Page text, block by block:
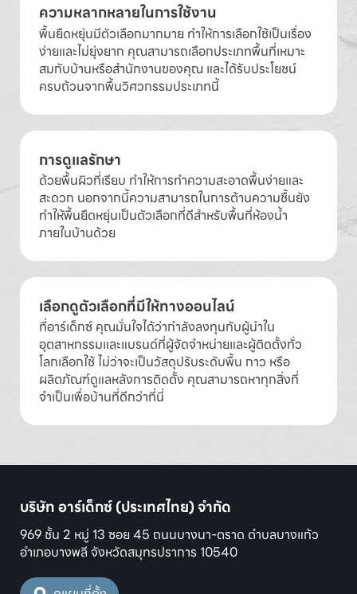
ความหลากหลายในการใช้งาน
พื้นยืดหยุ่นมีตัวเลือกมากมาย ทำให้การเลือกใช้เป็นเรื่อง
ง่ายและไม่ยุ่งยาก คุณสามารถเลือกประเภทพื้นที่เหมาะ
สมกับบ้านหรือสำนักงานของคุณ และได้รับประโยชน์
ครบถ้วนจากพื้นวิศวกรรมประเภทนี้
การดูแลรักษา
ด้วยพื้นผิวที่เรียบ ทำให้การทำความสะอาดพื้นง่ายและ
สะดวก นอกจากนี้ความสามารถในการต้านความชื้นยัง
ทำให้พื้นยืดหยุ่นเป็นตัวเลือกที่ดีสำหรับพื้นที่ห้องน้ำ
ภายในบ้านด้วย
เลือกดูตัวเลือกที่มีให้ทางออนไลน์
ที่อาร์เด็กซ์ คุณมั่นใจได้ว่ากำลังลงทุนกับผู้นำใน
อุตสาหกรรมและแบรนด์ที่ผู้จัดจำหน่ายและผู้ติดตั้งทั่ว
โลกเลือกใช้ ไม่ว่าจะเป็นวัสดุปรับระดับพื้น กาว หรือ
ผลิตภัณฑ์ดูแลหลังการติดตั้ง คุณสามารถหาทุกสิ่งที่
จำเป็นเพื่อบ้านที่ดีกว่าที่นี่
บริษัท อาร์เด็กซ์ (ประเทศไทย) จำกัด
969 ชั้น 2 หมู่ 13 ซอย 45 ถนนบางนา-ตราด ตำบลบางแก้ว
อำเภอบางพลี จังหวัดสมุทรปราการ 10540